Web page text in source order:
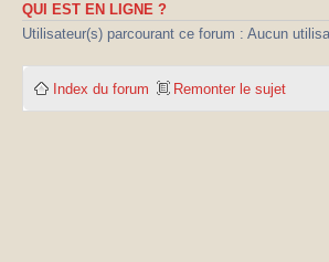
QUI EST EN LIGNE ?
Utilisateur(s) parcourant ce forum : Aucun
Index du forum Remonter le sujet